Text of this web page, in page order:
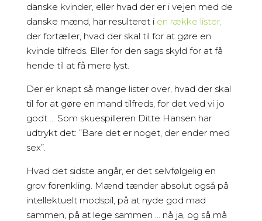
danske kvinder, eller hvad der er i vejen med de
danske mænd, har resulteret i en række lister,
der fortæller, hvad der skal til for at gøre en
kvinde tilfreds. Eller for den sags skyld for at få
hende til at få mere lyst.
Der er knapt så mange lister over, hvad der skal
til for at gøre en mand tilfreds, for det ved vi jo
godt … Som skuespilleren Ditte Hansen har
udtrykt det: ”Bare det er noget, der ender med
sex”.
Hvad det sidste angår, er det selvfølgelig en
grov forenkling. Mænd tænder absolut også på
intellektuelt modspil, på at nyde god mad
sammen, på at lege sammen … nå ja, og så må